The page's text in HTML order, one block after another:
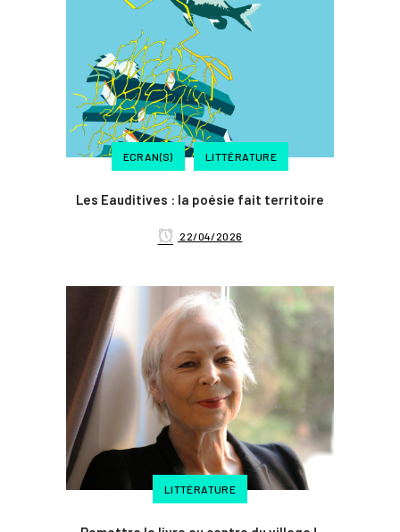
ECRAN(S) LITTÉRATURE
Les Eauditives : la poésie fait territoire
22/04/2026
LITTÉRATURE